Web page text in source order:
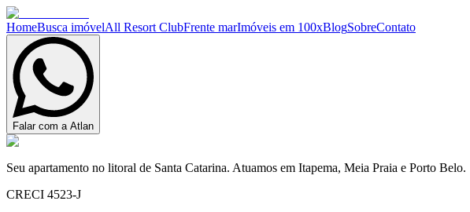
HomeBusca imóvelAll Resort ClubFrente marImóveis em 100xBlogSobreContato
Falar com a Atlan
Seu apartamento no litoral de Santa Catarina. Atuamos em Itapema, Meia Praia e Porto Belo.
CRECI 4523-J